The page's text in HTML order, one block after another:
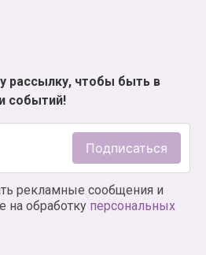
рассылку, чтобы быть в
событий!
Подписаться
рекламные сообщения и
на обработку персональных